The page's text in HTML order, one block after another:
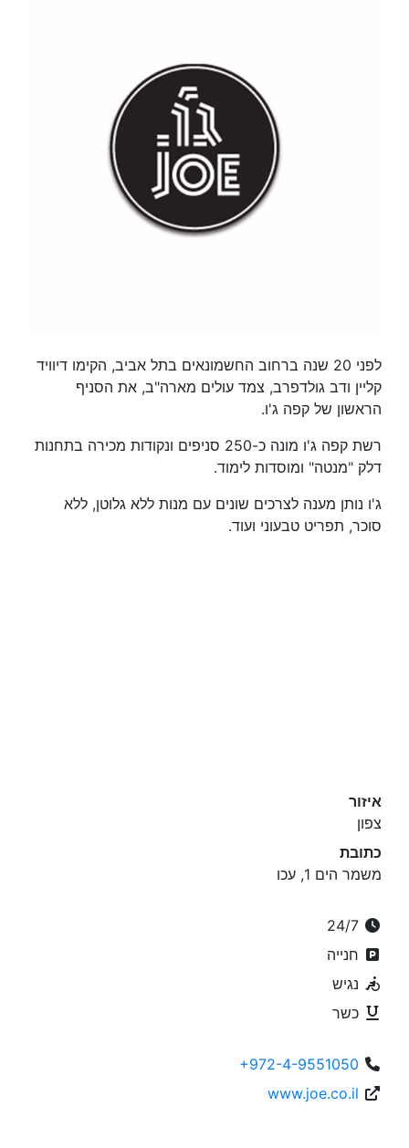
לפני 20 שנה ברחוב החשמונאים בתל אביב, הקימו דיוויד
קליין ודב גולדפרב, צמד עולים מארה"ב, את הסניף
הראשון של קפה ג'ו.
רשת קפה ג'ו מונה כ-250 סניפים ונקודות מכירה בתחנות
דלק "מנטה" ומוסדות לימוד.
ג'ו נותן מענה לצרכים שונים עם מנות ללא גלוטן, ללא
סוכר, תפריט טבעוני ועוד.
איזור
צפון
כתובת
משמר הים 1, עכו
חנייה
נגיש
כשר
+972-4-9551050
www.joe.co.il